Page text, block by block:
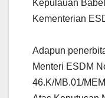
Kepulauan
Kementerian
Adapun
Menteri ESDM
46.K/MB.01/